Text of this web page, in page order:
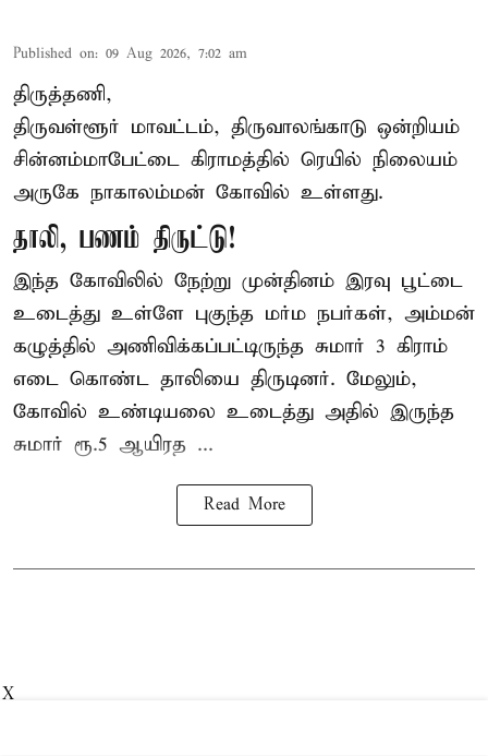
Published on: 09 Aug 2026, 7:02 am
திருத்தணி,
திருவள்ளூர் மாவட்டம், திருவாலங்காடு ஒன்றியம்
சின்னம்மாபேட்டை கிராமத்தில் ரெயில் நிலையம்
அருகே நாகாலம்மன் கோவில் உள்ளது.
தாலி, பணம் திருட்டு!
இந்த கோவிலில் நேற்று முன்தினம் இரவு பூட்டை
உடைத்து உள்ளே புகுந்த மர்ம நபர்கள், அம்மன்
கழுத்தில் அணிவிக்கப்பட்டிருந்த சுமார் 3 கிராம்
எடை கொண்ட தாலியை திருடினர். மேலும்,
கோவில் உண்டியலை உடைத்து அதில் இருந்த
சுமார் ரூ.5 ஆயிரத ...
Read More
X